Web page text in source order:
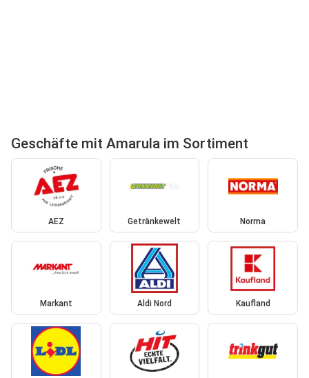
Geschäfte mit Amarula im Sortiment
AEZ Getränkewelt Norma
Markant Aldi Nord Kaufland